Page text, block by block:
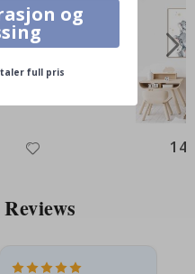
og
full pris